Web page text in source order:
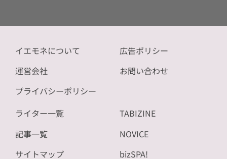
イエモネについて
運営会社
プライバシーポリシー
広告ポリシー
お問い合わせ
ライター一覧
記事一覧
サイトマップ
TABIZINE
NOVICE
bizSPA!